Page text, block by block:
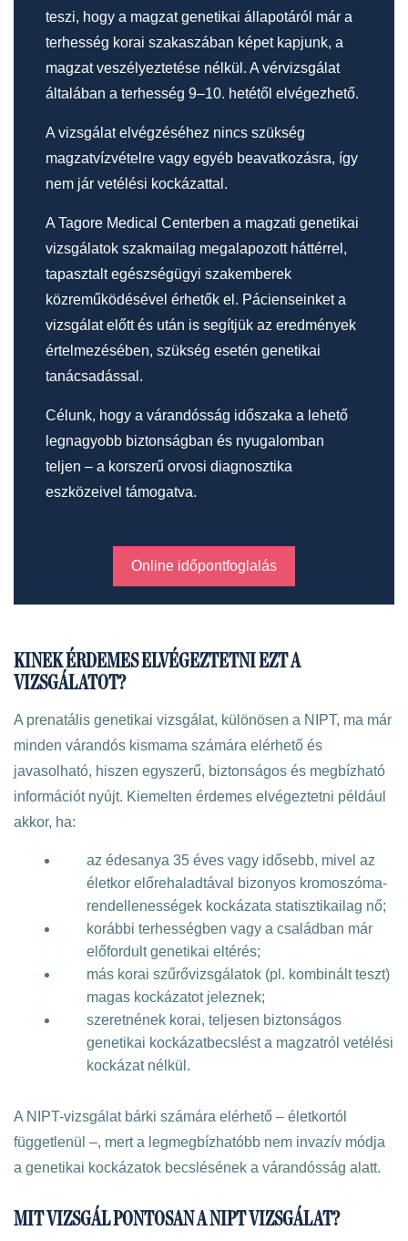
teszi, hogy a magzat genetikai állapotáról már a
terhesség korai szakaszában képet kapjunk, a
magzat veszélyeztetése nélkül. A vérvizsgálat
általában a terhesség 9–10. hetétől elvégezhető.
A vizsgálat elvégzéséhez nincs szükség
magzatvízvételre vagy egyéb beavatkozásra, így
nem jár vetélési kockázattal.
A Tagore Medical Centerben a magzati genetikai
vizsgálatok szakmailag megalapozott háttérrel,
tapasztalt egészségügyi szakemberek
közreműködésével érhetők el. Pácienseinket a
vizsgálat előtt és után is segítjük az eredmények
értelmezésében, szükség esetén genetikai
tanácsadással.
Célunk, hogy a várandósság időszaka a lehető
legnagyobb biztonságban és nyugalomban
teljen – a korszerű orvosi diagnosztika
eszközeivel támogatva.
Online időpontfoglalás
KINEK ÉRDEMES ELVÉGEZTETNI EZT A
VIZSGÁLATOT?
A prenatális genetikai vizsgálat, különösen a NIPT, ma már
minden várandós kismama számára elérhető és
javasolható, hiszen egyszerű, biztonságos és megbízható
információt nyújt. Kiemelten érdemes elvégeztetni például
akkor, ha:
az édesanya 35 éves vagy idősebb, mivel az
életkor előrehaladtával bizonyos kromoszóma-
rendellenességek kockázata statisztikailag nő;
korábbi terhességben vagy a családban már
előfordult genetikai eltérés;
más korai szűrővizsgálatok (pl. kombinált teszt)
magas kockázatot jeleznek;
szeretnének korai, teljesen biztonságos
genetikai kockázatbecslést a magzatról vetélési
kockázat nélkül.
A NIPT-vizsgálat bárki számára elérhető – életkortól
függetlenül –, mert a legmegbízhatóbb nem invazív módja
a genetikai kockázatok becslésének a várandósság alatt.
MIT VIZSGÁL PONTOSAN A NIPT VIZSGÁLAT?